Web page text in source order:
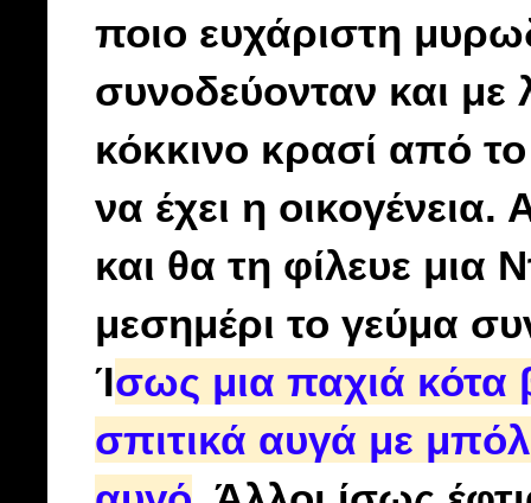
ποιο ευχάριστη
συνοδεύονταν και με
κόκκινο κρασί από
να έχει η οικογένεια.
και θα τη φίλευε μια
μεσημέρι το γεύμα
Ίσως μια παχιά
σπιτικά αυγά με